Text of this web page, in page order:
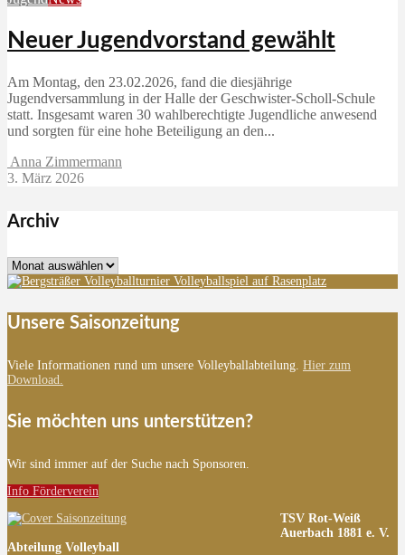
Neuer Jugendvorstand gewählt
Am Montag, den 23.02.2026, fand die diesjährige
Jugendversammlung in der Halle der Geschwister-Scholl-Schule
statt. Insgesamt waren 30 wahlberechtigte Jugendliche anwesend
und sorgten für eine hohe Beteiligung an den...
Anna Zimmermann
3. März 2026
Archiv
Archiv
Unsere Saisonzeitung
Viele Informationen rund um unsere Volleyballabteilung. Hier zum
Download.
Sie möchten uns unterstützen?
Wir sind immer auf der Suche nach Sponsoren.
Info Förderverein
TSV Rot-Weiß
Auerbach 1881 e. V.
Abteilung Volleyball